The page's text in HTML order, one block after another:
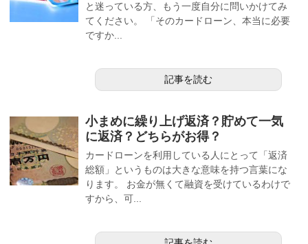
と迷っている方、もう一度自分に問いかけてみ
てください。 「そのカードローン、本当に必要
ですか...
記事を読む
小まめに繰り上げ返済？貯めて一気
に返済？どちらがお得？
カードローンを利用している人にとって「返済
総額」というものは大きな意味を持つ言葉にな
ります。 お金が無くて融資を受けているわけで
すから、可...